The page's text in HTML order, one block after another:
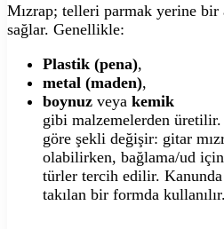
Mızrap; telleri parmak yerine bir
sağlar. Genellikle:
Plastik (pena),
metal (maden),
boynuz veya kemik
gibi malzemelerden üretilir.
göre şekli değişir: gitar
olabilirken, bağlama/ud
türler tercih edilir. Kanunda
takılan bir formda kullanılır.